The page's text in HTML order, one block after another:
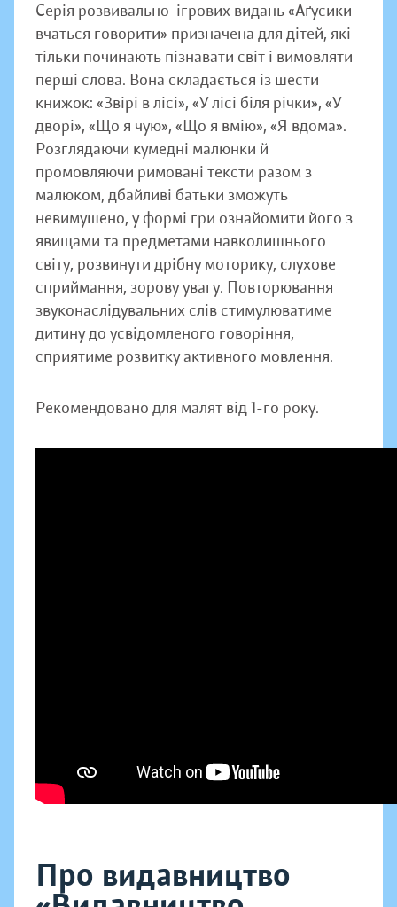
Серія розвивально-ігрових видань «Аґусики
вчаться говорити» призначена для дітей, які
тільки починають пізнавати світ і вимовляти
перші слова. Вона складається із шести
книжок: «Звірі в лісі», «У лісі біля річки», «У
дворі», «Що я чую», «Що я вмію», «Я вдома».
Розглядаючи кумедні малюнки й
промовляючи римовані тексти разом з
малюком, дбайливі батьки зможуть
невимушено, у формі гри ознайомити його з
явищами та предметами навколишнього
світу, розвинути дрібну моторику, слухове
сприймання, зорову увагу. Повторювання
звуконаслідувальних слів стимулюватиме
дитину до усвідомленого говоріння,
сприятиме розвитку активного мовлення.
Рекомендовано для малят від 1-го року.
Про видавництво